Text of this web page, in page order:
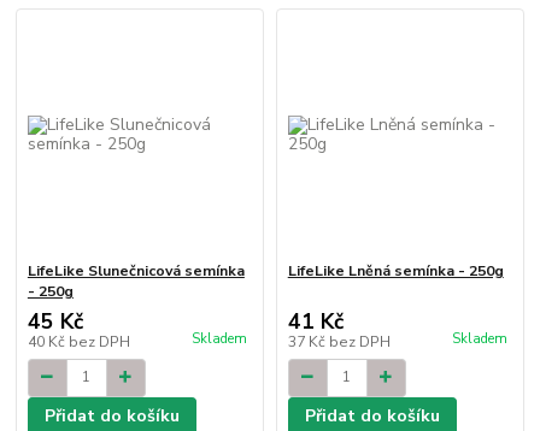
LifeLike Slunečnicová semínka
- 250g
45 Kč
40 Kč bez DPH Skladem
Přidat do košíku
LifeLike Lněná semínka - 250g
41 Kč
37 Kč bez DPH Skladem
Přidat do košíku